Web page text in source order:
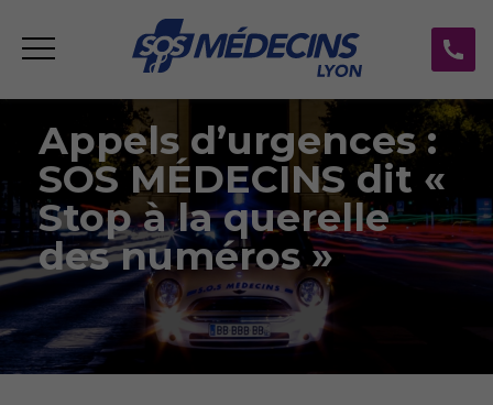
Appels d’urgences :
SOS MÉDECINS dit «
Stop à la querelle
des numéros »